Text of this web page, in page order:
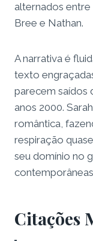
alternados
Bree e Nathan.
A narrativa é
texto
parecem saídos
anos 2000.
romântica,
respiração
seu domínio no
Citações